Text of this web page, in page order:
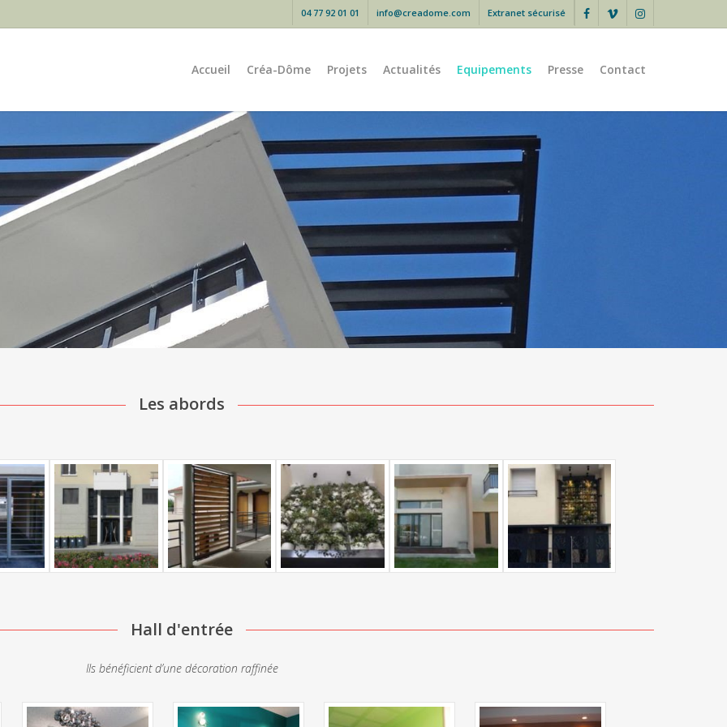
facebookvimeo instagram
04 77 92 01 01 info@creadome.com Extranet sécurisé
Accueil Créa-Dôme Projets Actualités Equipements Presse Contact
Les abords
Hall d'entrée
Ils bénéficient d’une décoration raffinée